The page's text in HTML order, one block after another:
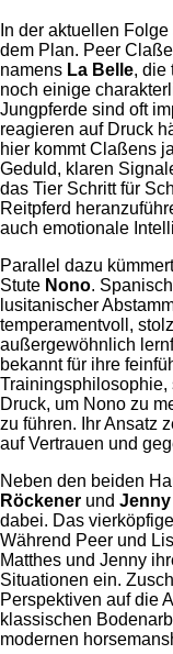
In der aktuellen
dem Plan. Peer
namens La Belle, die
noch einige
Jungpferde sind oft
reagieren auf Druck
hier kommt Claßens
Geduld, klaren
das Tier Schritt für
Reitpferd
auch emotionale
Parallel dazu
Stute Nono.
lusitanischer
temperamentvoll,
außergewöhnlich
bekannt für ihre
Trainingsphilosophie,
Druck, um Nono zu
zu führen. Ihr Ansatz
auf Vertrauen und
Neben den beiden
Röckener und Jenny
dabei. Das
Während Peer und
Matthes und Jenny
Situationen ein.
Perspektiven auf die
klassischen
modernen